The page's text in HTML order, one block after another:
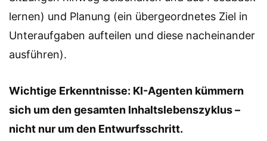
lernen) und Planung (ein übergeordnetes Ziel in
Unteraufgaben aufteilen und diese nacheinander
ausführen).
Wichtige Erkenntnisse: KI-Agenten kümmern
sich um den gesamten Inhaltslebenszyklus –
nicht nur um den Entwurfsschritt.